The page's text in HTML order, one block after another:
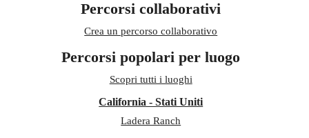
Percorsi collaborativi
Crea un percorso collaborativo
Percorsi popolari per luogo
Scopri tutti i luoghi
California - Stati Uniti
Ladera Ranch